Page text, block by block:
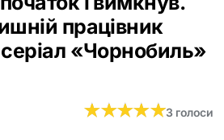
працівник
«Чорнобиль»
★★★★★
★★★★★3 голоси